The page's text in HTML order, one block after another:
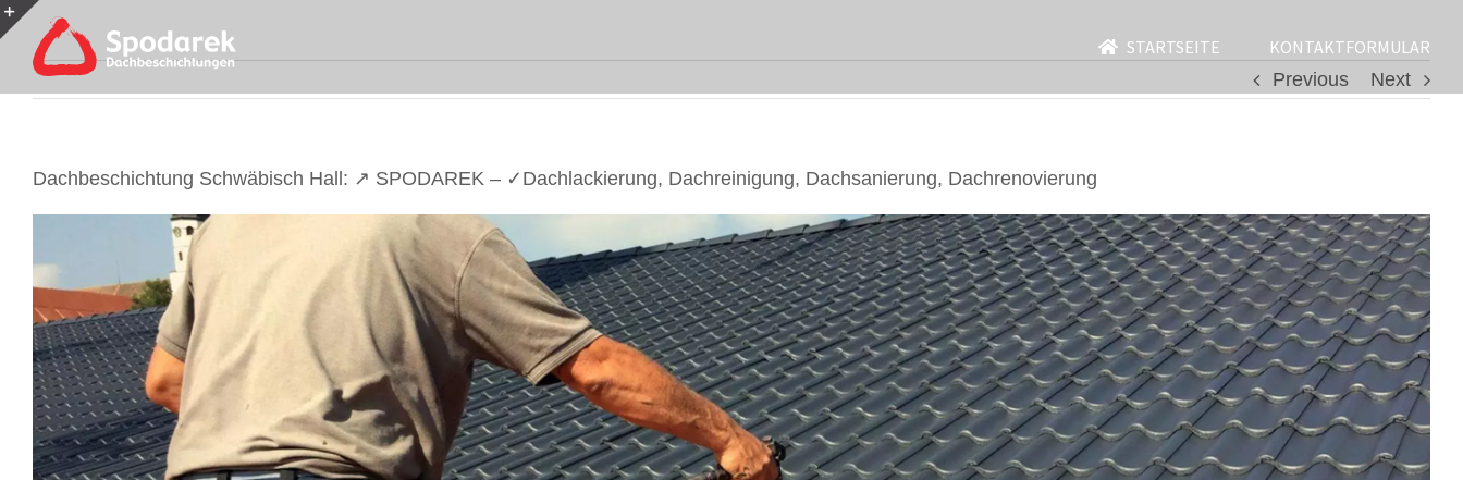
Skip
to
content
STARTSEITE
KONTAKTFORMULAR
Previous
Next
Dachbeschichtung Schwäbisch Hall: ↗️ SPODAREK – ✓Dachlackierung, Dachreinigung, Dachsanierung, Dachrenovierung
Toggle
Sliding
Bar